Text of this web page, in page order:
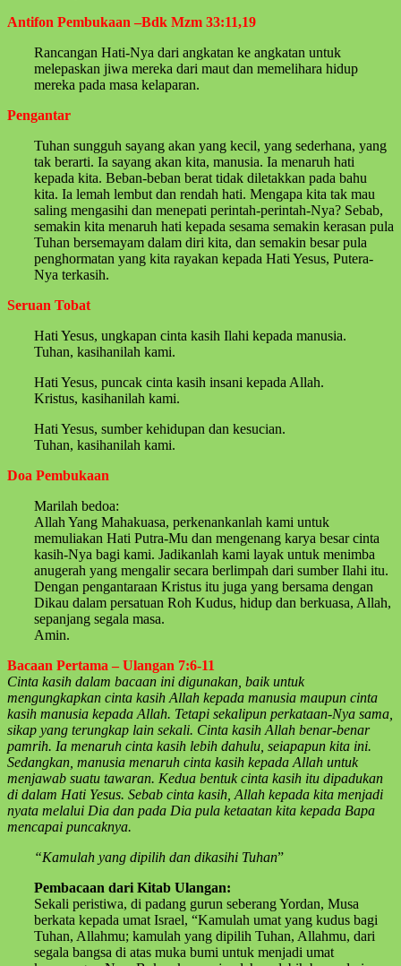
Antifon Pembukaan –Bdk Mzm 33:11,19
Rancangan Hati-Nya dari angkatan ke angkatan untuk
melepaskan jiwa mereka dari maut dan memelihara hidup
mereka pada masa kelaparan.
Pengantar
Tuhan sungguh sayang akan yang kecil, yang sederhana, yang
tak berarti. Ia sayang akan kita, manusia. Ia menaruh hati
kepada kita. Beban-beban berat tidak diletakkan pada bahu
kita. Ia lemah lembut dan rendah hati. Mengapa kita tak mau
saling mengasihi dan menepati perintah-perintah-Nya? Sebab,
semakin kita menaruh hati kepada sesama semakin kerasan pula
Tuhan bersemayam dalam diri kita, dan semakin besar pula
penghormatan yang kita rayakan kepada Hati Yesus, Putera-
Nya terkasih.
Seruan Tobat
Hati Yesus, ungkapan cinta kasih Ilahi kepada manusia.
Tuhan, kasihanilah kami.
Hati Yesus, puncak cinta kasih insani kepada Allah.
Kristus, kasihanilah kami.
Hati Yesus, sumber kehidupan dan kesucian.
Tuhan, kasihanilah kami.
Doa Pembukaan
Marilah bedoa:
Allah Yang Mahakuasa, perkenankanlah kami untuk
memuliakan Hati Putra-Mu dan mengenang karya besar cinta
kasih-Nya bagi kami. Jadikanlah kami layak untuk menimba
anugerah yang mengalir secara berlimpah dari sumber Ilahi itu.
Dengan pengantaraan Kristus itu juga yang bersama dengan
Dikau dalam persatuan Roh Kudus, hidup dan berkuasa, Allah,
sepanjang segala masa.
Amin.
Bacaan Pertama – Ulangan 7:6-11
Cinta kasih dalam bacaan ini digunakan, baik untuk
mengungkapkan cinta kasih Allah kepada manusia maupun cinta
kasih manusia kepada Allah. Tetapi sekalipun perkataan-Nya sama,
sikap yang terungkap lain sekali. Cinta kasih Allah benar-benar
pamrih. Ia menaruh cinta kasih lebih dahulu, seiapapun kita ini.
Sedangkan, manusia menaruh cinta kasih kepada Allah untuk
menjawab suatu tawaran. Kedua bentuk cinta kasih itu dipadukan
di dalam Hati Yesus. Sebab cinta kasih, Allah kepada kita menjadi
nyata melalui Dia dan pada Dia pula ketaatan kita kepada Bapa
mencapai puncaknya.
“Kamulah yang dipilih dan dikasihi Tuhan”
Pembacaan dari Kitab Ulangan:
Sekali peristiwa, di padang gurun seberang Yordan, Musa
berkata kepada umat Israel, “Kamulah umat yang kudus bagi
Tuhan, Allahmu; kamulah yang dipilih Tuhan, Allahmu, dari
segala bangsa di atas muka bumi untuk menjadi umat